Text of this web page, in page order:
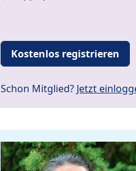
Kostenlos registrieren
Schon Mitglied? Jetzt